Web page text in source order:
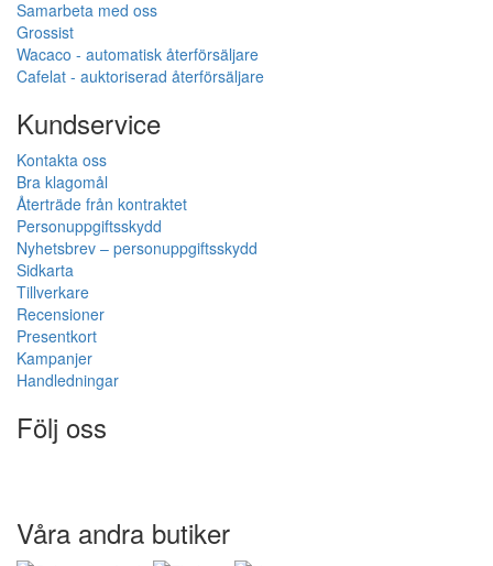
Samarbeta med oss
Grossist
Wacaco - automatisk återförsäljare
Cafelat - auktoriserad återförsäljare
Kundservice
Kontakta oss
Bra klagomål
Återträde från kontraktet
Personuppgiftsskydd
Nyhetsbrev – personuppgiftsskydd
Sidkarta
Tillverkare
Recensioner
Presentkort
Kampanjer
Handledningar
Följ oss
Våra andra butiker